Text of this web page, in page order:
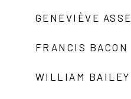
GENEVIÈVE ASSE
FRANCIS BACON
WILLIAM BAILEY